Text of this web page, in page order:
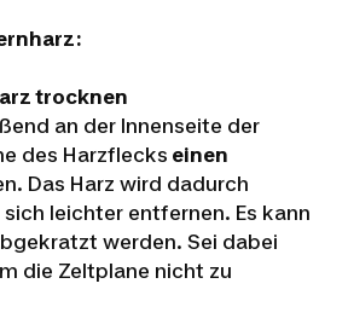
trocknen
an der Innenseite der
des Harzflecks einen
Das Harz wird dadurch
leichter entfernen. Es kann
werden. Sei dabei
die Zeltplane nicht zu